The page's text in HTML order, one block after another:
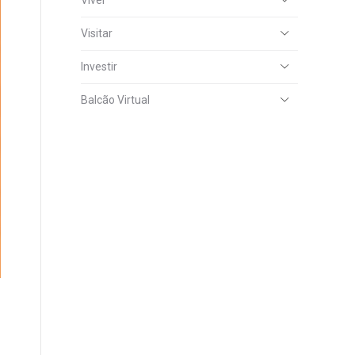
Visitar
Investir
Balcão Virtual